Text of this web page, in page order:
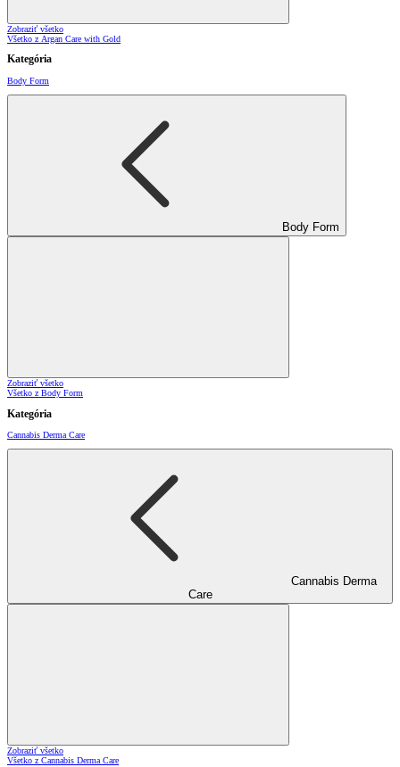
Zobraziť všetko
Všetko z Argan Care with Gold
Kategória
Body Form
Body Form
Zobraziť všetko
Všetko z Body Form
Kategória
Cannabis Derma Care
Cannabis Derma
Care
Zobraziť všetko
Všetko z Cannabis Derma Care